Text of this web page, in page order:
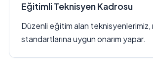
Eğitimli Teknisyen Kadrosu
Düzenli eğitim alan teknisyenlerimiz,
standartlarına uygun onarım yapar.